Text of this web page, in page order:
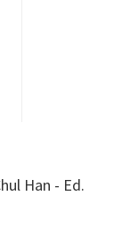
Han - Ed.